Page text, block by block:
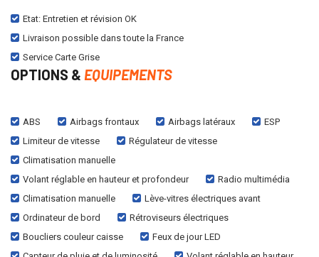
Etat: Entretien et révision OK
Livraison possible dans toute la France
Service Carte Grise
OPTIONS & EQUIPEMENTS
ABS Airbags frontaux Airbags latéraux
ESP
Limiteur de vitesse
Régulateur de vitesse
Climatisation manuelle
Volant réglable en hauteur et profondeur
Radio multimédia
Climatisation manuelle
Lève-vitres électriques avant
Ordinateur de bord
Rétroviseurs électriques
Boucliers couleur caisse
Feux de jour LED